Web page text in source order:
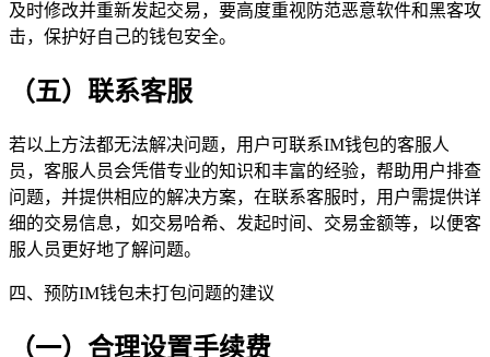
及时修改并重新发起交易，要高度重视防范恶意软件和黑客攻
击，保护好自己的钱包安全。
（五）联系客服
若以上方法都无法解决问题，用户可联系IM钱包的客服人
员，客服人员会凭借专业的知识和丰富的经验，帮助用户排查
问题，并提供相应的解决方案，在联系客服时，用户需提供详
细的交易信息，如交易哈希、发起时间、交易金额等，以便客
服人员更好地了解问题。
四、预防IM钱包未打包问题的建议
（一）合理设置手续费